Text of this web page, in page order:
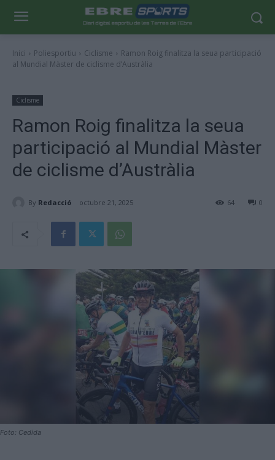
Inici Poliesportiu Ciclisme
Ramon Roig finalitza la seua participació
al Mundial Màster de ciclisme d’Austràlia
Ciclisme
Ramon Roig finalitza la seua
participació al Mundial Màster
de ciclisme d’Austràlia
By Redacció octubre 21, 2025 0
64
Foto: Cedida